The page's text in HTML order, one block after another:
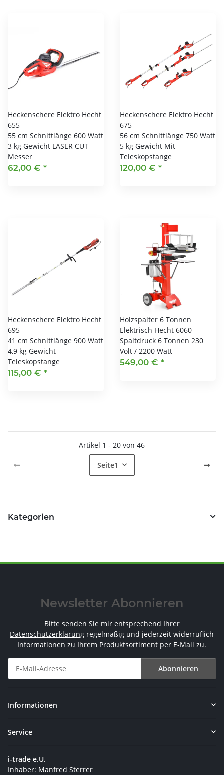
Heckenschere Elektro Hecht
655
55 cm Schnittlänge 600 Watt
3 kg Gewicht LASER CUT
Messer
62,00 € *
Heckenschere Elektro Hecht
675
56 cm Schnittlänge 750 Watt
5 kg Gewicht Mit
Teleskopstange
120,00 € *
Heckenschere Elektro Hecht
695
41 cm Schnittlänge 900 Watt
4,9 kg Gewicht
Teleskopstange
115,00 € *
Holzspalter 6 Tonnen
Elektrisch Hecht 6060
Spaltdruck 6 Tonnen 230
Volt / 2200 Watt
549,00 € *
Artikel 1 - 20 von 46
Seite1
Kategorien
Newsletter Abonnieren
Bitte senden Sie mir entsprechend Ihrer
Datenschutzerklärung regelmäßig und jederzeit widerruflich
Informationen zu Ihrem Produktsortiment per E-Mail zu.
Abonnieren
Informationen
Service
i-trade e.U.
Inhaber: Manfred Sterrer